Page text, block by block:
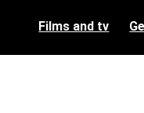
Films and tv